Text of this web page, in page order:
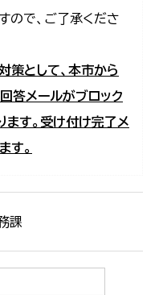
ので、ご了承くださ
策として、本市から
答メールがブロック
ます。受け付け完了メ
す。
課